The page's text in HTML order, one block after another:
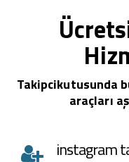
Takipcikutusunda
araçları
instagram